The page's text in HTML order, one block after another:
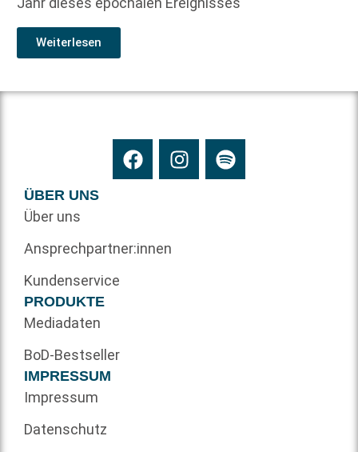
Weiterlesen
ÜBER UNS
Über uns
Ansprechpartner:innen
Kundenservice
PRODUKTE
Mediadaten
BoD-Bestseller
IMPRESSUM
Impressum
Datenschutz